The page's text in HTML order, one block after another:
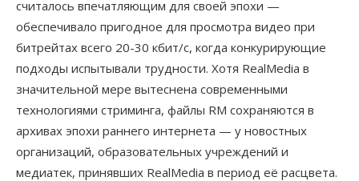
считалось впечатляющим для своей эпохи —
обеспечивало пригодное для просмотра видео при
битрейтах всего 20-30 кбит/с, когда конкурирующие
подходы испытывали трудности. Хотя RealMedia в
значительной мере вытеснена современными
технологиями стриминга, файлы RM сохраняются в
архивах эпохи раннего интернета — у новостных
организаций, образовательных учреждений и
медиатек, принявших RealMedia в период её расцвета.